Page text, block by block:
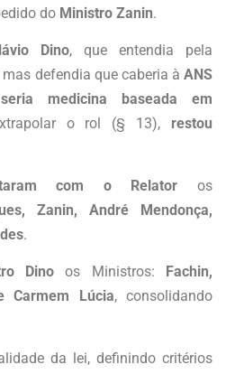
do Ministro Zanin.
Dino, que entendia pela
defendia que caberia à ANS
medicina baseada em
o rol (§ 13), restou
com o Relator os
Zanin, André Mendonça,
.
Dino os Ministros:
Fachin,
Carmem Lúcia, consolidando
da lei, definindo critérios